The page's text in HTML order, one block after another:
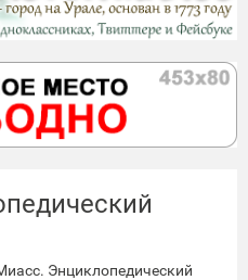
Энциклопедический